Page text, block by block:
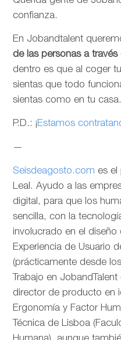
confianza.
En Jobandtalent
de las personas a través
dentro es que al coger
sientas que todo
sientas como en tu casa.
P.D.: ¡Estamos
—
Seisdeagosto.com es el
Leal. Ayudo a las
digital, para que los
sencilla, con la
involucrado en el
Experiencia de Usuario
(prácticamente desde
Trabajo en
director de producto en
Ergonomía y Factor
Técnica de Lisboa